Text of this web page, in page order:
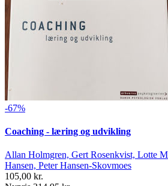
-67%
Coaching - læring og udvikling
Allan Holmgren, Gert Rosenkvist, Lotte
Hansen, Peter Hansen-Skovmoes
105,00 kr.